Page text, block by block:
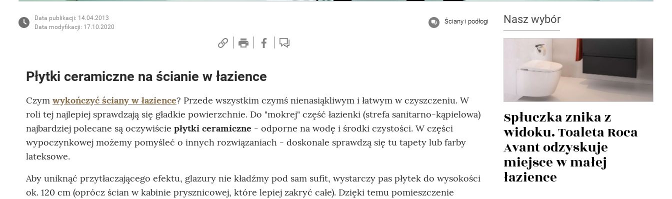
Data publikacji: 14.04.2013
Data modyfikacji: 17.10.2020
Ściany i podłogi
Płytki ceramiczne na ścianie w łazience
Czym wykończyć ściany w łazience? Przede wszystkim czymś nienasiąkliwym i łatwym w czyszczeniu. W
roli tej najlepiej sprawdzają się gładkie powierzchnie. Do "mokrej" część łazienki (strefa sanitarno-kąpielowa)
najbardziej polecane są oczywiście płytki ceramiczne - odporne na wodę i środki czystości. W części
wypoczynkowej możemy pomyśleć o innych rozwiązaniach - doskonale sprawdzą się tu tapety lub farby
lateksowe.
Aby uniknąć przytłaczającego efektu, glazury nie kładźmy pod sam sufit, wystarczy pas płytek do wysokości
ok. 120 cm (oprócz ścian w kabinie prysznicowej, które lepiej zakryć całe). Dzięki temu pomieszczenie
Nasz wybór
Spłuczka znika z
widoku. Toaleta Roca
Avant odzyskuje
miejsce w małej
łazience